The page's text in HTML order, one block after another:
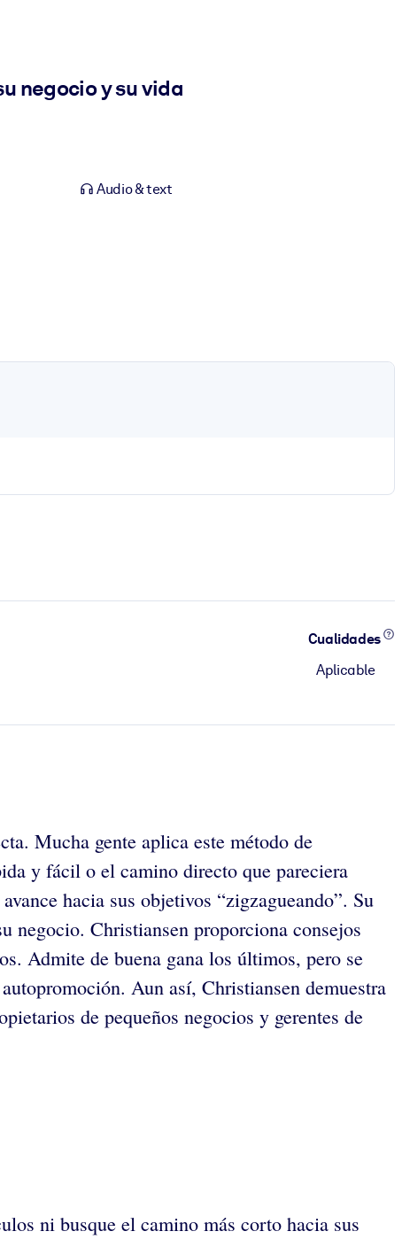
negocio y su vida
Audio & text
Cualidades
Aplicable
Mucha gente aplica este método de
y fácil o el camino directo que pareciera
hacia sus objetivos “zigzagueando”. Su
negocio. Christiansen proporciona consejos
Admite de buena gana los últimos, pero se
Aun así, Christiansen demuestra
de pequeños negocios y gerentes de
ni busque el camino más corto hacia sus